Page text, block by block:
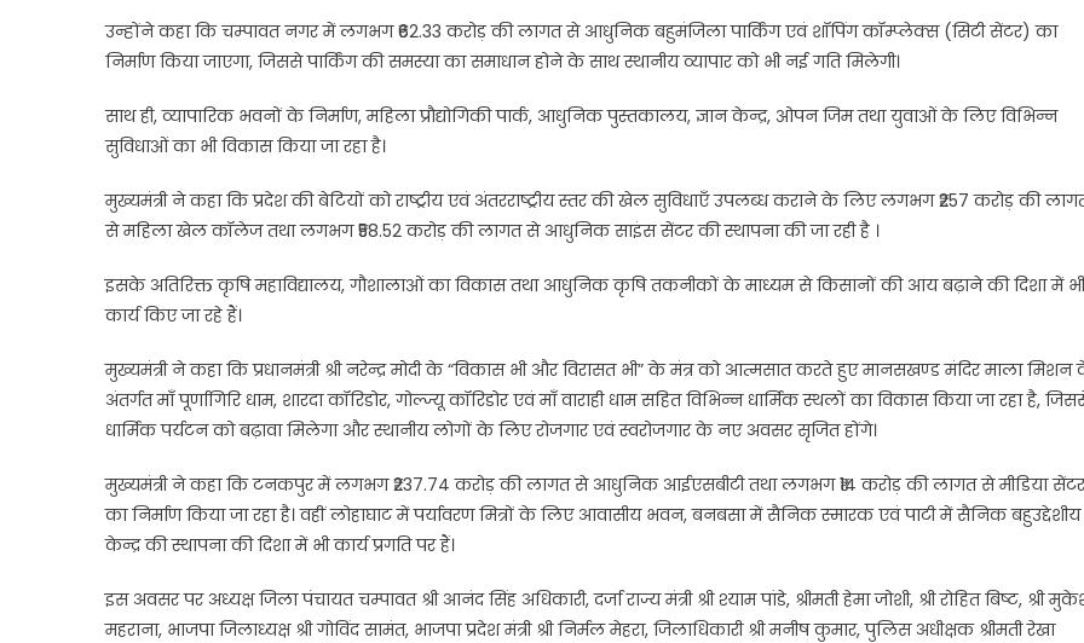
उन्होंने कहा कि चम्पावत नगर में लगभग ₹62.33 करोड़ की लागत से आधुनिक बहुमंजिला पार्किंग एवं शॉपिंग कॉम्प्लेक्स (सिटी सेंटर) का
निर्माण किया जाएगा, जिससे पार्किंग की समस्या का समाधान होने के साथ स्थानीय व्यापार को भी नई गति मिलेगी।
साथ ही, व्यापारिक भवनों के निर्माण, महिला प्रौद्योगिकी पार्क, आधुनिक पुस्तकालय, ज्ञान केन्द्र, ओपन जिम तथा युवाओं के लिए विभिन्न
सुविधाओं का भी विकास किया जा रहा है।
मुख्यमंत्री ने कहा कि प्रदेश की बेटियों को राष्ट्रीय एवं अंतरराष्ट्रीय स्तर की खेल सुविधाएँ उपलब्ध कराने के लिए लगभग ₹257 करोड़ की
से महिला खेल कॉलेज तथा लगभग ₹58.52 करोड़ की लागत से आधुनिक साइंस सेंटर की स्थापना की जा रही है ।
इसके अतिरिक्त कृषि महाविद्यालय, गौशालाओं का विकास तथा आधुनिक कृषि तकनीकों के माध्यम से किसानों की आय बढ़ाने की दिशा में भी
कार्य किए जा रहे हैं।
मुख्यमंत्री ने कहा कि प्रधानमंत्री श्री नरेन्द्र मोदी के “विकास भी और विरासत भी” के मंत्र को आत्मसात करते हुए मानसखण्ड मंदिर माला मिशन
अंतर्गत माँ पूर्णागिरि धाम, शारदा कॉरिडोर, गोल्ज्यू कॉरिडोर एवं माँ वाराही धाम सहित विभिन्न धार्मिक स्थलों का विकास किया जा रहा है,
धार्मिक पर्यटन को बढ़ावा मिलेगा और स्थानीय लोगों के लिए रोजगार एवं स्वरोजगार के नए अवसर सृजित होंगे।
मुख्यमंत्री ने कहा कि टनकपुर में लगभग ₹237.74 करोड़ की लागत से आधुनिक आईएसबीटी तथा लगभग ₹14 करोड़ की लागत से मीडिया सेंटर
का निर्माण किया जा रहा है। वहीं लोहाघाट में पर्यावरण मित्रों के लिए आवासीय भवन, बनबसा में सैनिक स्मारक एवं पाटी में सैनिक बहुउद्देशीय
केन्द्र की स्थापना की दिशा में भी कार्य प्रगति पर हैं।
इस अवसर पर अध्यक्ष जिला पंचायत चम्पावत श्री आनंद सिंह अधिकारी, दर्जा राज्य मंत्री श्री श्याम पांडे, श्रीमती हेमा जोशी, श्री रोहित बिष्ट, श्री
महराना, भाजपा जिलाध्यक्ष श्री गोविंद सामंत, भाजपा प्रदेश मंत्री श्री निर्मल मेहरा, जिलाधिकारी श्री मनीष कुमार, पुलिस अधीक्षक श्रीमती रेखा